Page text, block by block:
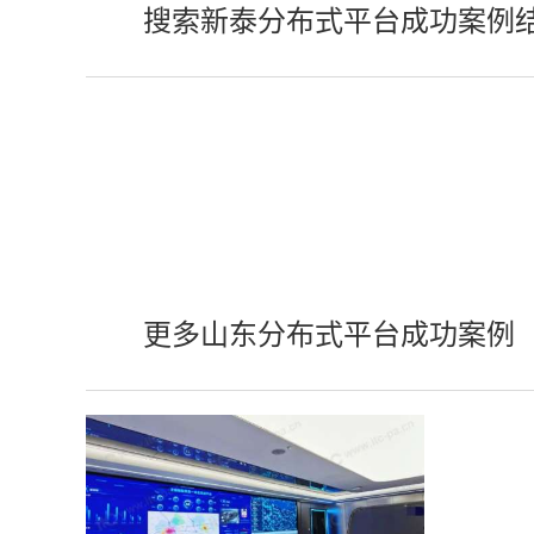
搜索新泰分布式平台成功案例
更多山东分布式平台成功案例